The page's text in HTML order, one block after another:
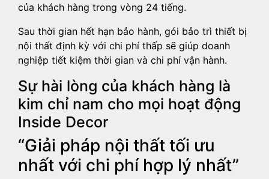
của khách hàng trong vòng 24 tiếng.
Sau thời gian hết hạn bảo hành, gói bảo trì thiết bị
nội thất định kỳ với chi phí thấp sẽ giúp doanh
nghiệp tiết kiệm thời gian và chi phí vận hành.
Sự hài lòng của khách hàng là
kim chỉ nam cho mọi hoạt động
Inside Decor
“Giải pháp nội thất tối ưu
nhất với chi phí hợp lý nhất”